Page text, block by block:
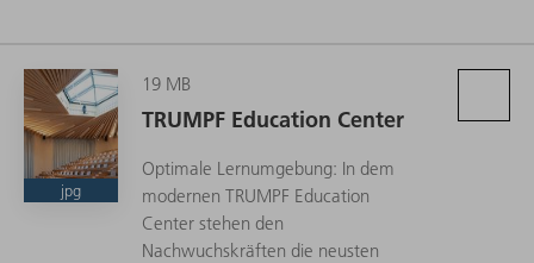
jpg
19 MB
TRUMPF Education Center
Optimale Lernumgebung: In dem
modernen TRUMPF Education
Center stehen den
Nachwuchskräften die neusten